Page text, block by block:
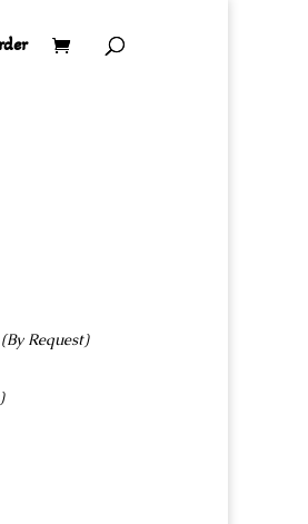
(By Request)